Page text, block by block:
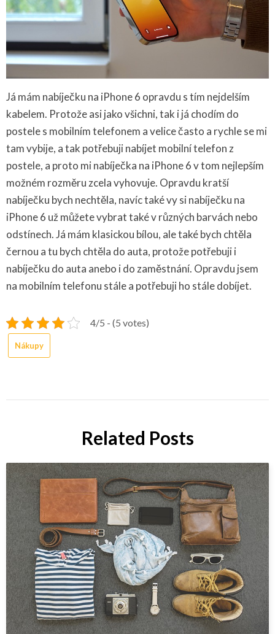
Já mám nabíječku na iPhone 6 opravdu s tím nejdelším
kabelem. Protože asi jako všichni, tak i já chodím do
postele s mobilním telefonem a velice často a rychle se mi
tam vybije, a tak potřebuji nabíjet mobilní telefon z
postele, a proto mi nabíječka na iPhone 6 v tom nejlepším
možném rozměru zcela vyhovuje. Opravdu kratší
nabíječku bych nechtěla, navíc také vy si nabíječku na
iPhone 6 už můžete vybrat také v různých barvách nebo
odstínech. Já mám klasickou bílou, ale také bych chtěla
černou a tu bych chtěla do auta, protože potřebuji i
nabíječku do auta anebo i do zaměstnání. Opravdu jsem
na mobilním telefonu stále a potřebuji ho stále dobíjet.
4/5 - (5 votes)
Nákupy
Related Posts